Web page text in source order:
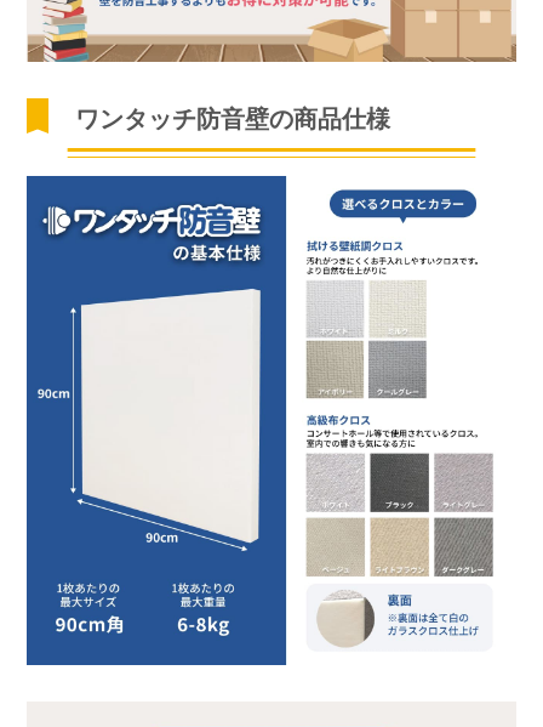
ワンタッチ防音壁の商品仕様